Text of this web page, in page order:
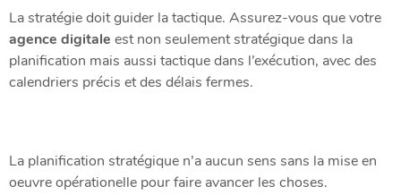
La stratégie doit guider la tactique. Assurez-vous que votre
agence digitale est non seulement stratégique dans la
planification mais aussi tactique dans l’exécution, avec des
calendriers précis et des délais fermes.
La planification stratégique n’a aucun sens sans la mise en
oeuvre opérationelle pour faire avancer les choses.